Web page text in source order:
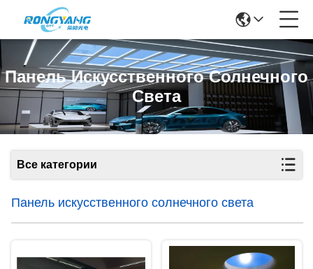
Панель Искусственного Солнечного
Света
Все категории
Панель искусственного солнечного света